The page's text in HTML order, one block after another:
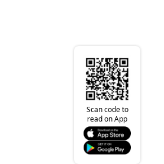
Scan code to
read on App